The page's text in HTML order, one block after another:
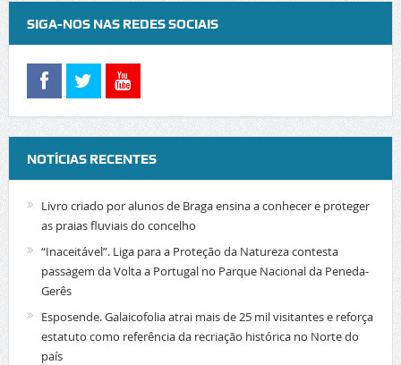
SIGA-NOS NAS REDES SOCIAIS
NOTÍCIAS RECENTES
Livro criado por alunos de Braga ensina a conhecer e proteger
as praias fluviais do concelho
“Inaceitável”. Liga para a Proteção da Natureza contesta
passagem da Volta a Portugal no Parque Nacional da Peneda-
Gerês
Esposende. Galaicofolia atrai mais de 25 mil visitantes e reforça
estatuto como referência da recriação histórica no Norte do
país